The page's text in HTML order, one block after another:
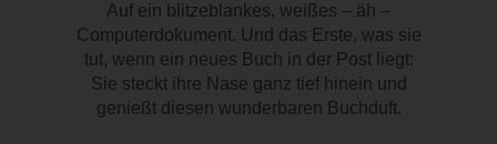
Auf ein blitzeblankes, weißes – äh –
Computerdokument. Und das Erste, was sie
tut, wenn ein neues Buch in der Post liegt:
Sie steckt ihre Nase ganz tief hinein und
genießt diesen wunderbaren Buchduft.